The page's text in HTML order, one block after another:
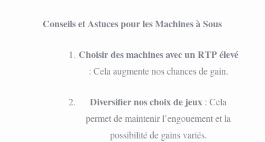
Conseils et Astuces pour les Machines à Sous
Choisir des machines avec un RTP élevé
: Cela augmente nos chances de gain.
Diversifier nos choix de jeux : Cela
permet de maintenir l’engouement et la
possibilité de gains variés.